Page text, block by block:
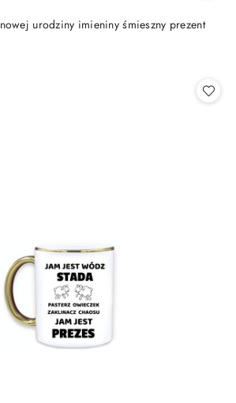
urodziny imieniny śmieszny prezent